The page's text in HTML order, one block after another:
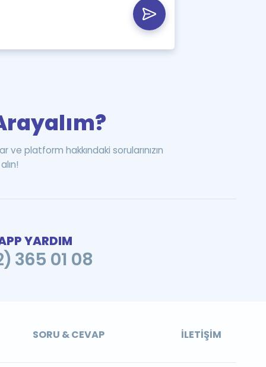
ve platform hakkındaki sorularınızın
YARDIM
365 01 08
SORU & CEVAP İLETIŞIM